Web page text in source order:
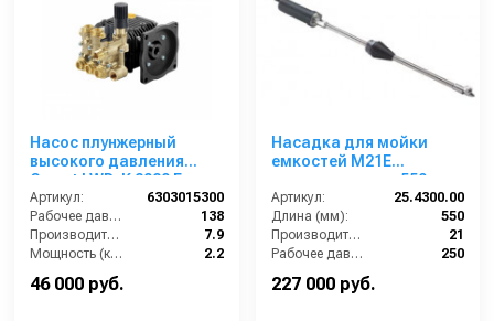
Насос плунжерный
высокого давления
Comet LWD-K 2020 E
(7,9/138) 3400 об/мин. ø
5/8” п.в.
Артикул:
6303015300
Рабочее давление (бар):
138
Производительность (л/мин):
7.9
Мощность (кВт):
2.2
46 000 руб.
Насадка для мойки
емкостей М21Е
электропривод; 550мм;
10-21 л/мин; 90град.;
220В-12В.вход 22*1,5ш.
Артикул:
25.4300.00
Длина (мм):
550
Производительность (л/мин):
21
Рабочее давление (бар):
250
227 000 руб.